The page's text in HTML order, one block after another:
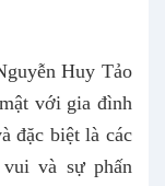
Huy Tảo
với gia đình
đặc biệt là các
và sự phấn